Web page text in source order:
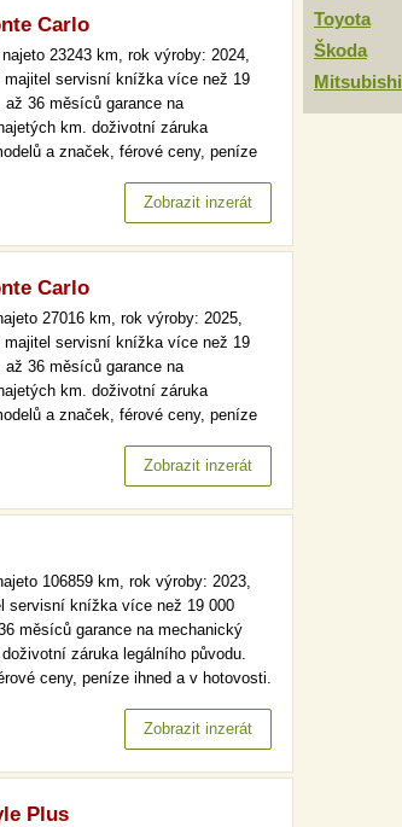
Carlo
23243 km, rok výroby: 2024,
majitel servisní knížka více než 19
36 měsíců garance na
km. doživotní záruka
a značek, férové ceny, peníze
stav vozu, kontrola najetých km.…
Zobrazit inzerát
Carlo
27016 km, rok výroby: 2025,
majitel servisní knížka více než 19
36 měsíců garance na
km. doživotní záruka
a značek, férové ceny, peníze
stav vozu, kontrola najetých km.…
Zobrazit inzerát
106859 km, rok výroby: 2023,
servisní knížka více než 19 000
měsíců garance na mechanický
záruka legálního původu.
ceny, peníze ihned a v hotovosti.
na mechanický stav vozu,
Zobrazit inzerát
Plus
Toyota
Škoda
Mitsubishi